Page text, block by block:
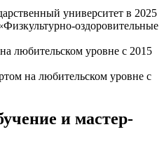
университет в 2025
оздоровительные
любительском уровне с 2015
на любительском уровне с
и мастер-